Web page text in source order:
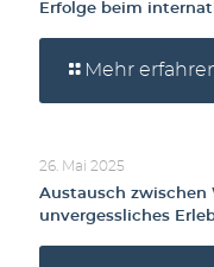
Erfolge beim
Mehr
26. Mai 2025
Austausch zwischen
unvergessliches